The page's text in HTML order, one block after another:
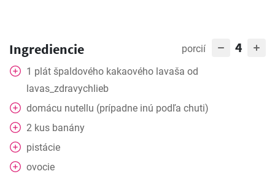
Ingrediencie porcií 4
1 plát špaldového kakaového lavaša od
lavas_zdravychlieb
domácu nutellu (prípadne inú podľa chuti)
2 kus banány
pistácie
ovocie